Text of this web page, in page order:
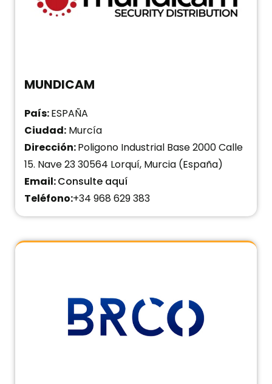
MUNDICAM
País:ESPAÑA
Ciudad: Murcía
Dirección:Poligono Industrial Base 2000 Calle
15. Nave 23 30564 Lorquí, Murcia (España)
Email:Consulte aquí
Teléfono:+34 968 629 383